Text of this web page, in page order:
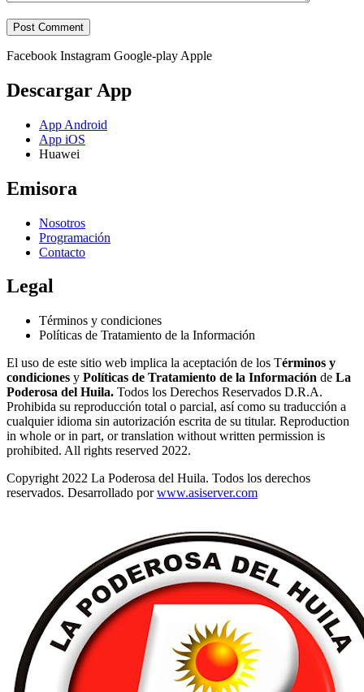
Facebook Instagram Google-play Apple
Descargar App
App Android
App iOS
Huawei
Emisora
Nosotros
Programación
Contacto
Legal
Términos y condiciones
Políticas de Tratamiento de la Información
El uso de este sitio web implica la aceptación de los Términos y
condiciones y Políticas de Tratamiento de la Información de La
Poderosa del Huila. Todos los Derechos Reservados D.R.A.
Prohibida su reproducción total o parcial, así como su traducción a
cualquier idioma sin autorización escrita de su titular. Reproduction
in whole or in part, or translation without written permission is
prohibited. All rights reserved 2022.
Copyright 2022 La Poderosa del Huila. Todos los derechos
reservados. Desarrollado porwww.asiserver.com